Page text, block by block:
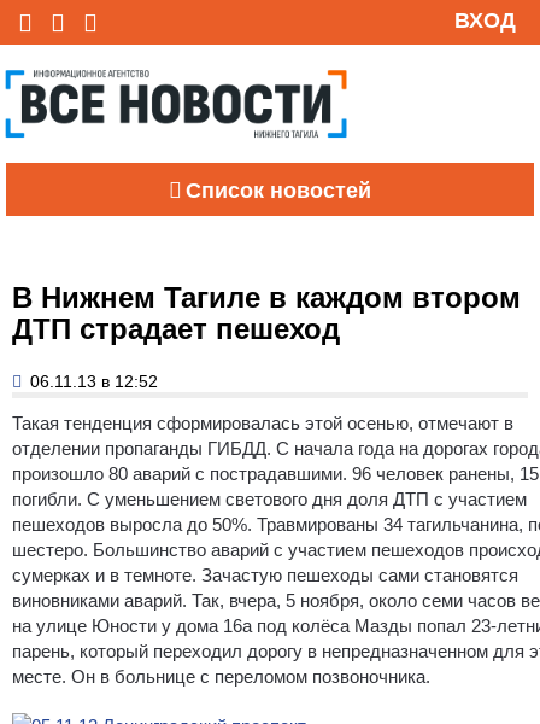
ВХОД
Список новостей
В Нижнем Тагиле в каждом втором
ДТП страдает пешеход
06.11.13 в 12:52
Такая тенденция сформировалась этой осенью, отмечают в
отделении пропаганды ГИБДД. С начала года на дорогах
произошло 80 аварий с пострадавшими. 96 человек ранены, 15
погибли. С уменьшением светового дня доля ДТП с участием
пешеходов выросла до 50%. Травмированы 34 тагильчанина,
шестеро. Большинство аварий с участием пешеходов
сумерках и в темноте. Зачастую пешеходы сами становятся
виновниками аварий. Так, вчера, 5 ноября, около семи часов
на улице Юности у дома 16а под колёса Мазды попал 23-
парень, который переходил дорогу в непредназначенном для
месте. Он в больнице с переломом позвоночника.